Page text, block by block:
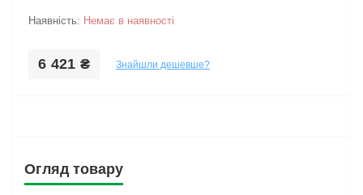
Наявність: Немає в наявності
6 421 ₴ Знайшли дешевше?
Огляд товару